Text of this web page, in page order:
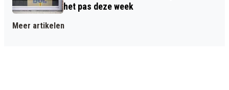
het pas deze week
Meer artikelen